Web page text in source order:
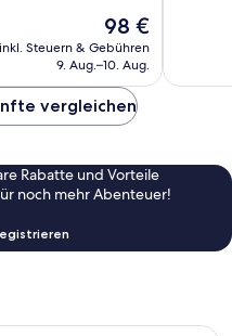
Der
Preis
beträgt
98 €
inkl. Steuern & Gebühren
9. Aug.–10. Aug.
vergleichen
Rabatte und Vorteile
noch mehr Abenteuer!